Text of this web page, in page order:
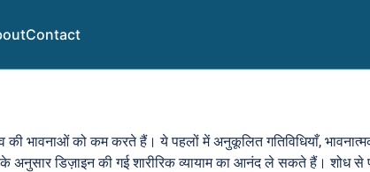
Contact
की भावनाओं को कम करते हैं। ये पहलों में अनुकूलित गतिविधियाँ,
के अनुसार डिज़ाइन की गई शारीरिक व्यायाम का आनंद ले सकते हैं। शोध से